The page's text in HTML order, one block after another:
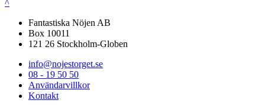
^
Fantastiska Nöjen AB
Box 10011
121 26 Stockholm-Globen
info@nojestorget.se
08 - 19 50 50
Användarvillkor
Kontakt